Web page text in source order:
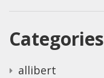
Categories
allibert